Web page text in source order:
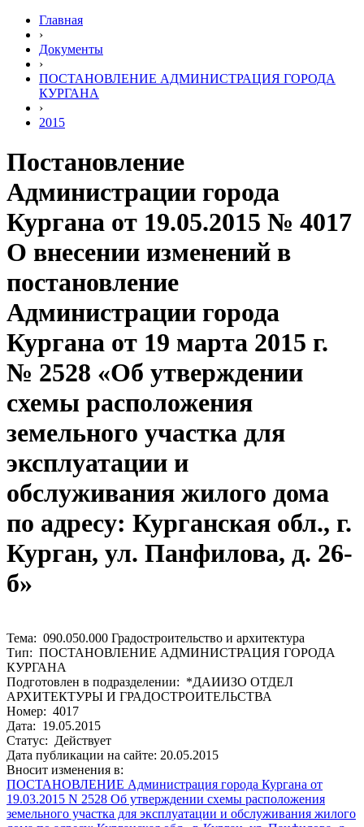
Главная
›
Документы
›
ПОСТАНОВЛЕНИЕ АДМИНИСТРАЦИЯ ГОРОДА
КУРГАНА
›
2015
Постановление
Администрации города
Кургана от 19.05.2015 № 4017
О внесении изменений в
постановление
Администрации города
Кургана от 19 марта 2015 г.
№ 2528 «Об утверждении
схемы расположения
земельного участка для
эксплуатации и
обслуживания жилого дома
по адресу: Курганская обл., г.
Курган, ул. Панфилова, д. 26-
б»
Тема: 090.050.000 Градостроительство и архитектура
Тип: ПОСТАНОВЛЕНИЕ АДМИНИСТРАЦИЯ ГОРОДА
КУРГАНА
Подготовлен в подразделении: *ДАИИЗО ОТДЕЛ
АРХИТЕКТУРЫ И ГРАДОСТРОИТЕЛЬСТВА
Номер: 4017
Дата: 19.05.2015
Статус: Действует
Дата публикации на сайте: 20.05.2015
Вносит изменения в:
ПОСТАНОВЛЕНИЕ Администрация города Кургана от
19.03.2015 N 2528 Об утверждении схемы расположения
земельного участка для эксплуатации и обслуживания жилого